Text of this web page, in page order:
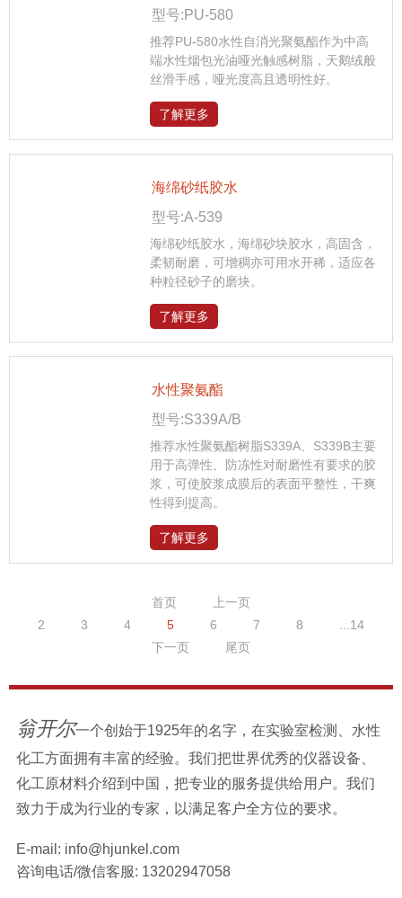
型号:PU-580
推荐PU-580水性自消光聚氨酯作为中高
端水性烟包光油哑光触感树脂，天鹅绒般
丝滑手感，哑光度高且透明性好。
了解更多
海绵砂纸胶水
型号:A-539
海绵砂纸胶水，海绵砂块胶水，高固含，
柔韧耐磨，可增稠亦可用水开稀，适应各
种粒径砂子的磨块。
了解更多
水性聚氨酯
型号:S339A/B
推荐水性聚氨酯树脂S339A、S339B主要
用于高弹性、防冻性对耐磨性有要求的胶
浆，可使胶浆成膜后的表面平整性，干爽
性得到提高。
了解更多
首页
上一页
2
3 4 5 6 7 8
...14
下一页
尾页
翁开尔一个创始于1925年的名字，在实验室检测、水性
化工方面拥有丰富的经验。我们把世界优秀的仪器设备、
化工原材料介绍到中国，把专业的服务提供给用户。我们
致力于成为行业的专家，以满足客户全方位的要求。
E-mail: info@hjunkel.com
咨询电话/微信客服: 13202947058